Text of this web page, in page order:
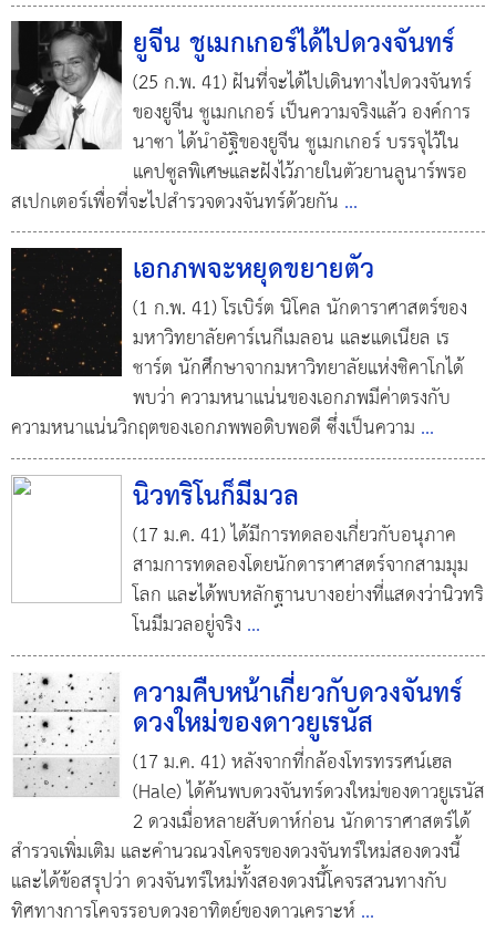
ยูจีน ชูเมกเกอร์ได้ไปดวงจันทร์
(25 ก.พ. 41) ฝันที่จะได้ไปเดินทางไปดวงจันทร์
ของยูจีน ชูเมกเกอร์ เป็นความจริงแล้ว องค์การ
นาซา ได้นำอัฐิของยูจีน ชูเมกเกอร์ บรรจุไว้ใน
แคปซูลพิเศษและฝังไว้ภายในตัวยานลูนาร์พรอ
สเปกเตอร์เพื่อที่จะไปสำรวจดวงจันทร์ด้วยกัน ...
เอกภพจะหยุดขยายตัว
(1 ก.พ. 41) โรเบิร์ต นิโคล นักดาราศาสตร์ของ
มหาวิทยาลัยคาร์เนกีเมลอน และแดเนียล เร
ชาร์ต นักศึกษาจากมหาวิทยาลัยแห่งชิคาโกได้
พบว่า ความหนาแน่นของเอกภพมีค่าตรงกับ
ความหนาแน่นวิกฤตของเอกภพพอดิบพอดี ซึ่งเป็นความ ...
นิวทริโนก็มีมวล
(17 ม.ค. 41) ได้มีการทดลองเกี่ยวกับอนุภาค
สามการทดลองโดยนักดาราศาสตร์จากสามมุม
โลก และได้พบหลักฐานบางอย่างที่แสดงว่านิวทริ
โนมีมวลอยู่จริง ...
ความคืบหน้าเกี่ยวกับดวงจันทร์
ดวงใหม่ของดาวยูเรนัส
(17 ม.ค. 41) หลังจากที่กล้องโทรทรรศน์เฮล
(Hale) ได้ค้นพบดวงจันทร์ดวงใหม่ของดาวยูเรนัส
2 ดวงเมื่อหลายสับดาห์ก่อน นักดาราศาสตร์ได้
สำรวจเพิ่มเติม และคำนวณวงโคจรของดวงจันทร์ใหม่สองดวงนี้
และได้ข้อสรุปว่า ดวงจันทร์ใหม่ทั้งสองดวงนี้โคจรสวนทางกับ
ทิศทางการโคจรรอบดวงอาทิตย์ของดาวเคราะห์...